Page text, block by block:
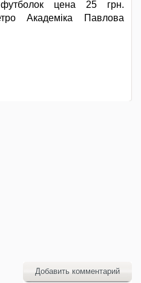
цена 25 грн.
Академіка Павлова
Добавить комментарий